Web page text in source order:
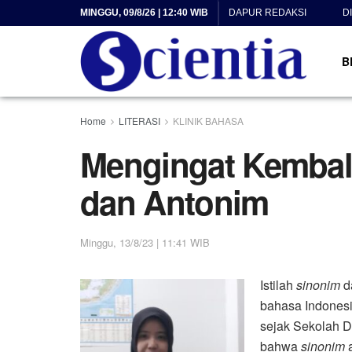
MINGGU, 09/8/26 | 12:40 WIB DAPUR REDAKSI
Home LITERASI KLINIK BAHASA
Mengingat
dan Antonim
Minggu, 13/8/23 | 11:41 WIB
Istilah sinonim
bahasa
sejak Sekolah
bahwasinonim